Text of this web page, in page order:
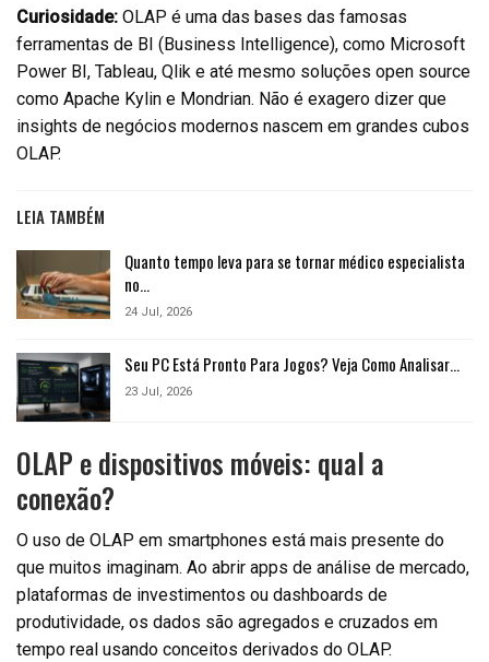
Curiosidade: OLAP é uma das bases das famosas
ferramentas de BI (Business Intelligence), como Microsoft
Power BI, Tableau, Qlik e até mesmo soluções open source
como Apache Kylin e Mondrian. Não é exagero dizer que
insights de negócios modernos nascem em grandes cubos
OLAP.
LEIA TAMBÉM
Quanto tempo leva para se tornar médico especialista
no…
24 Jul, 2026
Seu PC Está Pronto Para Jogos? Veja Como Analisar…
23 Jul, 2026
OLAP e dispositivos móveis: qual a
conexão?
O uso de OLAP em smartphones está mais presente do
que muitos imaginam. Ao abrir apps de análise de mercado,
plataformas de investimentos ou dashboards de
produtividade, os dados são agregados e cruzados em
tempo real usando conceitos derivados do OLAP.